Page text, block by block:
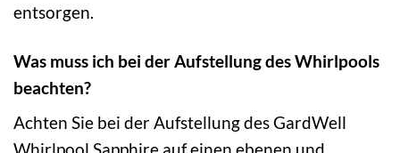
entsorgen.
Was muss ich bei der Aufstellung des Whirlpools
beachten?
Achten Sie bei der Aufstellung des GardWell